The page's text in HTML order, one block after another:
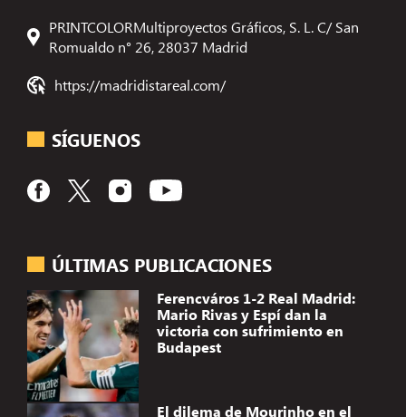
ÚLTIMAS PUBLICACIONES
Ferencváros 1-2 Real Madrid:
Mario Rivas y Espí dan la
victoria con sufrimiento en
Budapest
El dilema de Mourinho en el
PRINTCOLORMultiproyectos Gráficos, S. L. C/ San
Romualdo n° 26, 28037 Madrid
https://madridistareal.com/
SÍGUENOS